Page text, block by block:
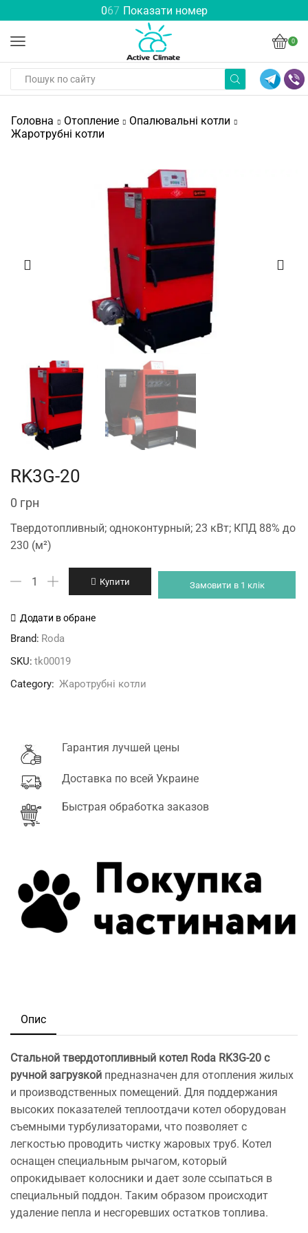
067 Показати номер
0
Головна Отопление
Опалювальні котли
Жаротрубні котли
RK3G-20
0 грн
Твердотопливный; одноконтурный; 23 кВт; КПД 88% до
230 (м²)
RK3G-
кількість
Купити Замовити в 1 клік
Додати в обране
Brand: Roda
SKU: tk00019
Category: Жаротрубні котли
Гарантия лучшей цены
Доставка по всей Украине
Быстрая обработка заказов
Опис
Стальной твердотопливный котел Roda RK3G-20 с
ручной загрузкой предназначен для отопления жилых
и производственных помещений. Для поддержания
высоких показателей теплоотдачи котел оборудован
съемными турбулизаторами, что позволяет с
легкостью проводить чистку жаровых труб. Котел
оснащен специальным рычагом, который
опрокидывает колосники и дает золе ссыпаться в
специальный поддон. Таким образом происходит
удаление пепла и несгоревших остатков топлива.